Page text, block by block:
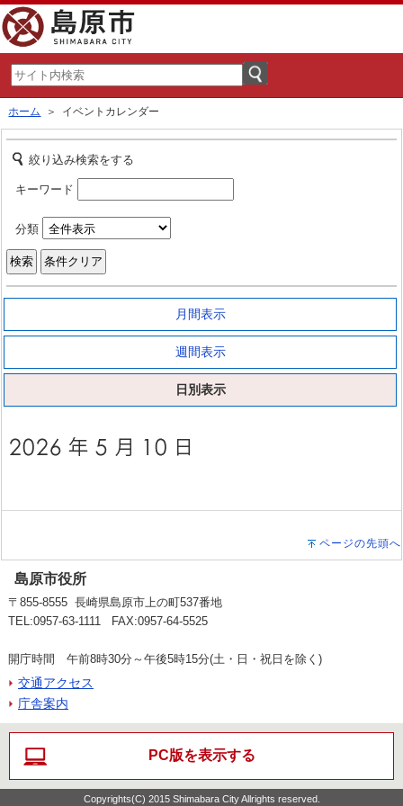
ホーム ＞ イベントカレンダー
絞り込み検索をする
キーワード
分類
月間表示
週間表示
日別表示
ページの先頭へ
島原市役所
〒855-8555 長崎県島原市上の町537番地
TEL:0957-63-1111 FAX:0957-64-5525
開庁時間 午前8時30分～午後5時15分(土・日・祝日を除く)
交通アクセス
庁舎案内
PC版を表示する
Copyrights(C) 2015 Shimabara City Allrights reserved.